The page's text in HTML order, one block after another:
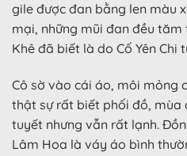
gile được đan bằng len màu
mại, những mũi đan đều tăm
Khê đã biết là do Cố Yên Chi
Cô sờ vào cái áo, môi mỏng
thật sự rất biết phối đồ, mùa
tuyết nhưng vẫn rất lạnh.
Lâm Hoa là váy áo bình